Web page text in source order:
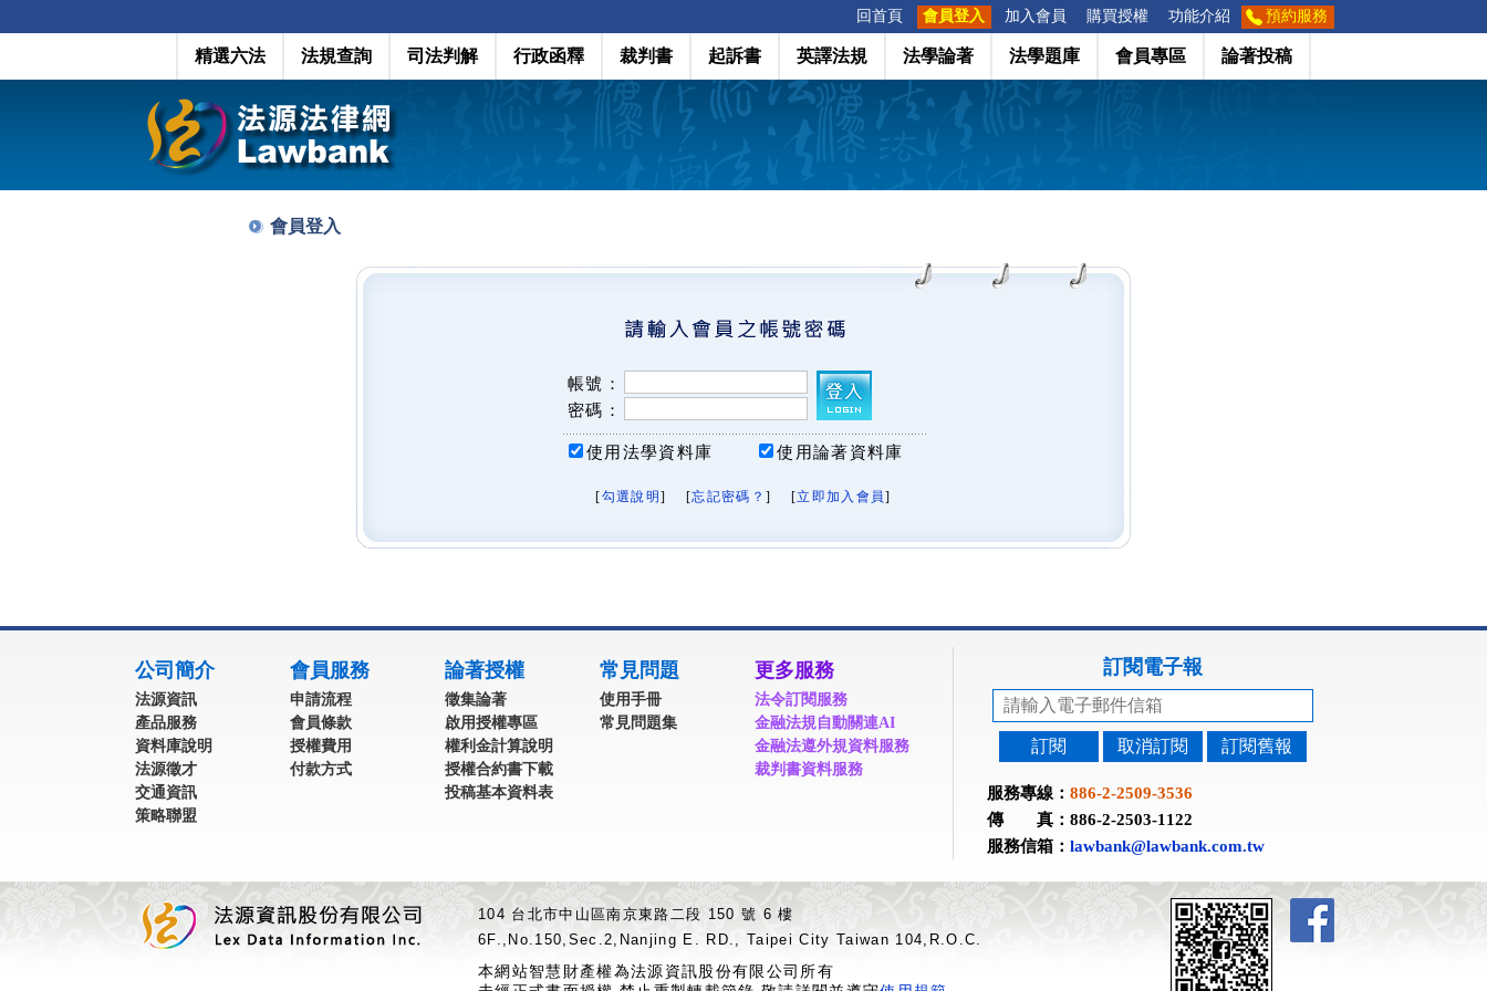
回首頁 會員登入 加入會員 購買授權 功能介紹 預約服務
精選六法 法規查詢 司法判解 行政函釋 裁判書 起訴書 英譯法規 法學論著 法學題庫 會員專區 論著投稿
會員登入
帳號：
密碼：
使用法學資料庫 使用論著資料庫
[勾選說明 ] [忘記密碼？ ] [立即加入會員]
公司簡介
法源資訊
產品服務
資料庫說明
法源徵才
交通資訊
策略聯盟
會員服務
申請流程
會員條款
授權費用
付款方式
論著授權
徵集論著
啟用授權專區
權利金計算說明
授權合約書下載
投稿基本資料表
常見問題
使用手冊
常見問題集
更多服務
法令訂閱服務
金融法規自動關連AI
金融法遵外規資料服務
裁判書資料服務
訂閱電子報
訂閱 取消訂閱 訂閱舊報
服務專線： 886-2-2509-3536
傳 真：886-2-2503-1122
服務信箱： lawbank@lawbank.com.tw
104 台北市中山區南京東路二段 150 號 6 樓
6F.,No.150,Sec.2,Nanjing E. RD., Taipei City Taiwan 104,R.O.C.
本網站智慧財產權為法源資訊股份有限公司所有